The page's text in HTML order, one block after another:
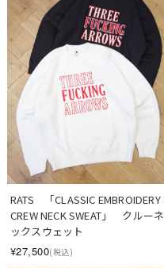
RATS　「CLASSIC EMBROIDERY
CREW NECK SWEAT」　クルーネ
ックスウェット
¥27,500(税込)